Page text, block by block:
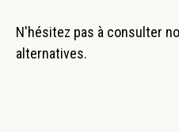
N'hésitez pas à consulter
alternatives.